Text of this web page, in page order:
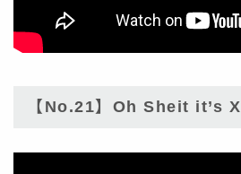
【No.21】Oh Sheit it’s X